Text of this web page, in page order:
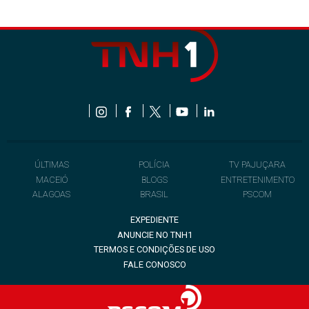
ÚLTIMAS
MACEIÓ
ALAGOAS
POLÍCIA
BLOGS
BRASIL
TV PAJUÇARA
ENTRETENIMENTO
PSCOM
EXPEDIENTE
ANUNCIE NO TNH1
TERMOS E CONDIÇÕES DE USO
FALE CONOSCO